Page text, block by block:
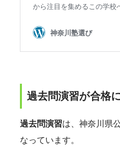
過去問演習が合格
過去問演習は、神奈川県
なっています。